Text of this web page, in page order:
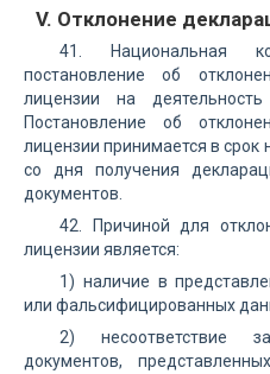
V. Отклонение
41. Национальная
постановление об
лицензии на
Постановление об
лицензии принимается в срок
со дня получения
документов.
42. Причиной для
лицензии является:
1) наличие в
или фальсифицированных
2) несоответствие
документов,